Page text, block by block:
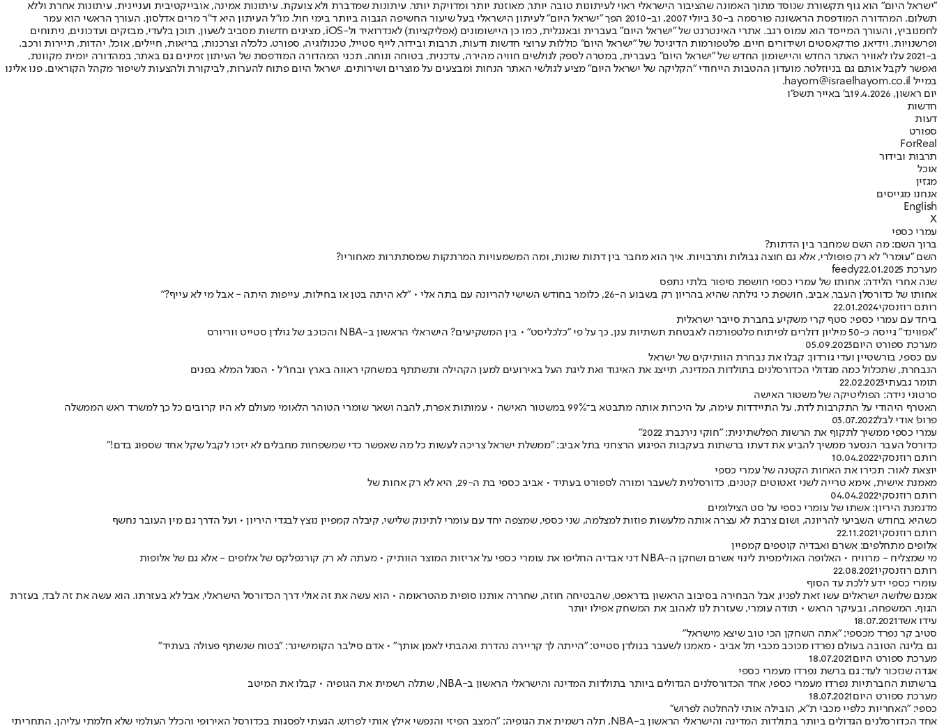
"ישראל היום" הוא גוף תקשורת שנוסד מתוך האמונה שהציבור הישראלי ראוי לעיתונות טובה יותר, מאוזנת יותר ומדויקת יותר. עיתונות שמדברת ולא צועקת. עיתונות אמינה, אובייקטיבית ועניינית. עיתונות אחרת וללא
תשלום. המהדורה המודפסת הראשונה פורסמה ב-30 ביולי 2007, וב-2010 הפך "ישראל היום" לעיתון הישראלי בעל שיעור החשיפה הגבוה ביותר בימי חול. מו"ל העיתון היא ד"ר מרים אדלסון. העורך הראשי הוא עמר
לחמנוביץ, והעורך המייסד הוא עמוס רגב. אתרי האינטרנט של "ישראל היום" בעברית ובאנגלית, כמו כן היישומונים (אפליקציות) לאנדרואיד ול-iOS, מציגים חדשות מסביב לשעון, תוכן בלעדי, מבזקים ועדכונים, ניתוחים
ופרשנויות, וידיאו, פודקאסטים ושידורים חיים. פלטפורמות הדיגיטל של "ישראל היום" כוללות ערוצי חדשות ודעות, תרבות ובידור, לייף סטייל, טכנולוגיה, ספורט, כלכלה וצרכנות, בריאות, חיילים, אוכל, יהדות, תיירות ורכב.
ב-2021 עלו לאוויר האתר החדש והיישומון החדש של "ישראל היום" בעברית, במטרה לספק לגולשים חוויה מהירה, עדכנית, בטוחה ונוחה. תכני המהדורה המודפסת של העיתון זמינים גם באתר, במהדורה יומית מקוונת,
ואפשר לקבל אותם גם בניוזלטר. מועדון ההטבות הייחודי "הקליקה של ישראל היום" מציע לגולשי האתר הנחות ומבצעים על מוצרים ושירותים. ישראל היום פתוח להערות, לביקורת ולהצעות לשיפור מקהל הקוראים. פנו אלינו
במייל hayom@israelhayom.co.il.
יום ראשון, 19.4.2026
ב' באייר תשפ"ו
חדשות
דעות
ספורט
ForReal
תרבות ובידור
אוכל
מגזין
אנחנו מגייסים
English
X
עמרי כספי
ברוך השם: מה השם שמחבר בין הדתות?
השם "עומרי" לא רק פופולרי, אלא גם חוצה גבולות ותרבויות. איך הוא מחבר בין דתות שונות, ומה המשמעויות המרתקות שמסתתרות מאחוריו?
מערכת feedy 22.01.2025
שנה אחרי הלידה: אחותו של עמרי כספי חושפת סיפור בלתי נתפס
אחותו של כדורסלן העבר, אביב, חושפת כי גילתה שהיא בהריון רק בשבוע ה-26, כלומר בחודש השישי להריונה עם בתה אלי • "לא היתה בטן או בחילות, עייפות היתה - אבל מי לא עייף?"
רותם רוזנסקי22.01.2024
ביחד עם עמרי כספי: סטף קרי משקיע בחברת סייבר ישראלית
"אפווינד" גייסה כ-50 מיליון דולרים לפיתוח פלטפורמה לאבטחת תשתיות ענן, כך על פי "כלכליסט" • בין המשקיעים? הישראלי הראשון ב-NBA והכוכב של גולדן סטייט ווריורס
מערכת ספורט היום05.09.2023
עם כספי, בורשטיין ועדי גורדון: קבלו את נבחרת הוותיקים של ישראל
הנבחרת, שתכלול כמה מגדולי הכדורסלנים בתולדות המדינה, תייצג את האיגוד ואת ליגת העל באירועים למען הקהילה ותשתתף במשחקי ראווה בארץ ובחו"ל • הסגל המלא בפנים
תומר גבעתי22.02.2023
סרטוני נידה: הפוליטיקה של משטור האישה
האטרף היהודי על התקרבות לדת, על התיידדות עימה, על היכרות אותה מתבטא ב־99% במשטור האישה • עמותות אפרת, להבה ושאר שומרי הטוהר הלאומי מעולם לא היו קרובים כל כך למשרד ראש הממשלה
פרופ' אודי לבל03.07.2022
עמרי כספי ממשיך לתקוף את הרשות הפלשתינית: "חוקי נירנברג 2022"
כדורסל העבר הנסער ממשיך להביע את דעתו ברשתות בעקבות הפיגוע הרצחני בתל אביב: "ממשלת ישראל צריכה לעשות כל מה שאפשר כדי שמשפחות מחבלים לא יזכו לקבל שקל אחד שספוג בדם!"
רותם רוזנסקי10.04.2022
יוצאת לאור: תכירו את האחות הקטנה של עמרי כספי
מאמנת אישית, אימא טרייה לשני זאטוטים קטנים, כדורסלנית לשעבר ומורה לספורט בעתיד • אביב כספי בת ה-29, היא לא רק אחות של
רותם רוזנסקי04.04.2022
מדגמנת היריון: אשתו של עומרי כספי על סט הצילומים
כשהיא בחודש השביעי להריונה, ושום צרבת לא עצרה אותה מלעשות פוזות למצלמה, שני כספי, שמצפה יחד עם עומרי לתינוק שלישי, קיבלה קמפיין נוצץ לבגדי היריון • ועל הדרך גם מין העובר נחשף
רותם רוזנסקי22.11.2021
אלופים מתחלפים: אשרם ואבדיה קוטפים קמפיין
מי שמצליח - מרוויח • האלופה האולימפית לינוי אשרם ושחקן ה-NBA דני אבדיה החליפו את עומרי כספי על אריזות המוצר הוותיק • מעתה לא רק קורנפלקס של אלופים - אלא גם של אלופות
רותם רוזנסקי22.08.2021
עומרי כספי ידע ללכת עד הסוף
אמנם שלושה ישראלים עשו זאת לפניו, אבל הבחירה בסיבוב הראשון בדראפט, שהבטיחה חוזה, שחררה אותנו סופית מהטראומה • הוא עשה את זה אולי דרך הכדורסל הישראלי, אבל לא בעזרתו. הוא עשה את זה לבד, בעזרת
הגוף, המשפחה, ובעיקר הראש • תודה עומרי, שעזרת לנו לאהוב את המשחק אפילו יותר
עידו אשד18.07.2021
סטיב קר נפרד מכספי: "אתה השחקן הכי טוב שיצא מישראל"
גם בליגה הטובה בעולם נפרדו מכוכב מכבי תל אביב • מאמנו לשעבר בגולדן סטייט: "הייתה לך קריירה נהדרת ואהבתי לאמן אותך" • אדם סילבר הקומישינר: "בטוח שנשתף פעולה בעתיד"
מערכת ספורט היום18.07.2021
אגדה שנזכור לעד: גם ברשת נפרדו מעמרי כספי
ברשתות החברתיות נפרדו מעמרי כספי, אחד הכדורסלנים הגדולים ביותר בתולדות המדינה והישראלי הראשון ב-NBA, שתלה רשמית את הגופיה • קבלו את המיטב
מערכת ספורט היום18.07.2021
כספי: "האחריות כלפיי מכבי ת"א, הובילה אותי להחלטה לפרוש"
אחד הכדורסלנים הגדולים ביותר בתולדות המדינה והישראלי הראשון ב-NBA, תלה רשמית את הגופיה: "המצב הפיזי והנפשי אילץ אותי לפרוש. הגעתי לפסגות בכדורסל האירופי והכלל העולמי שלא חלמתי עליהן. התחריתי